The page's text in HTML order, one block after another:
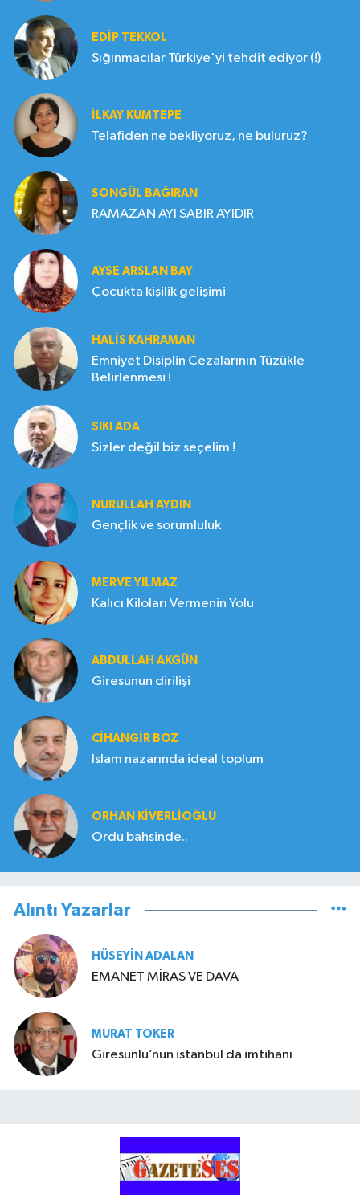
EDIP TEKKOL
Sığınmacılar Türkiye'yi tehdit ediyor (!)
İLKAY KUMTEPE
Telafiden ne bekliyoruz, ne buluruz?
SONGÜL BAĞIRAN
RAMAZAN AYI SABIR AYIDIR
AYŞE ARSLAN BAY
Çocukta kişilik gelişimi
HALIS KAHRAMAN
Emniyet Disiplin Cezalarının Tüzükle
Belirlenmesi !
SIKI ADA
Sizler değil biz seçelim !
NURULLAH AYDIN
Gençlik ve sorumluluk
MERVE YILMAZ
Kalıcı Kiloları Vermenin Yolu
ABDULLAH AKGÜN
Giresunun dirilişi
CIHANGIR BOZ
İslam nazarında ideal toplum
ORHAN KIVERLIOĞLU
Ordu bahsinde..
Alıntı Yazarlar
HÜSEYIN ADALAN
EMANET MİRAS VE DAVA
MURAT TOKER
Giresunlu’nun istanbul da imtihanı